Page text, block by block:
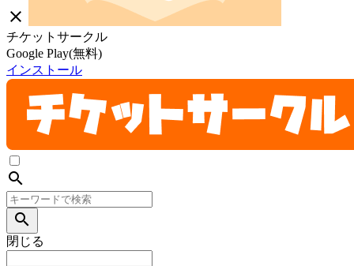
close
チケットサークル
Google Play(無料)
インストール
search
search
閉じる